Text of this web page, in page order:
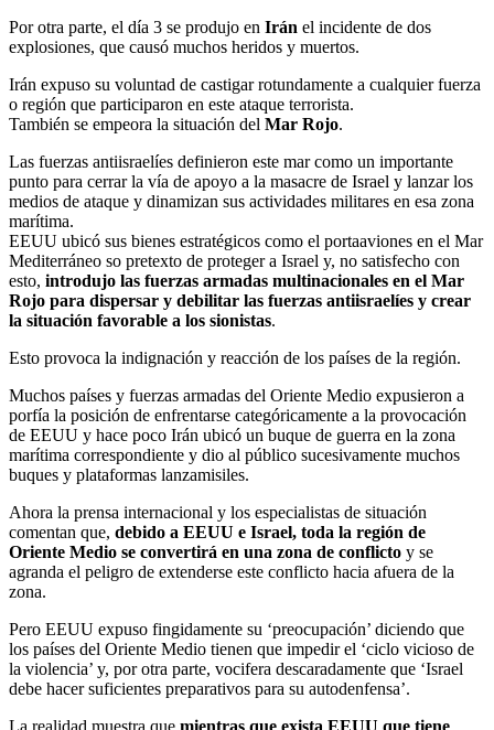
Por otra parte, el día 3 se produjo en Irán el incidente de dos
explosiones, que causó muchos heridos y muertos.
Irán expuso su voluntad de castigar rotundamente a cualquier fuerza
o región que participaron en este ataque terrorista.
También se empeora la situación del Mar Rojo.
Las fuerzas antiisraelíes definieron este mar como un importante
punto para cerrar la vía de apoyo a la masacre de Israel y lanzar los
medios de ataque y dinamizan sus actividades militares en esa zona
marítima.
EEUU ubicó sus bienes estratégicos como el portaaviones en el Mar
Mediterráneo so pretexto de proteger a Israel y, no satisfecho con
esto, introdujo las fuerzas armadas multinacionales en el Mar
Rojo para dispersar y debilitar las fuerzas antiisraelíes y crear
la situación favorable a los sionistas.
Esto provoca la indignación y reacción de los países de la región.
Muchos países y fuerzas armadas del Oriente Medio expusieron a
porfía la posición de enfrentarse categóricamente a la provocación
de EEUU y hace poco Irán ubicó un buque de guerra en la zona
marítima correspondiente y dio al público sucesivamente muchos
buques y plataformas lanzamisiles.
Ahora la prensa internacional y los especialistas de situación
comentan que, debido a EEUU e Israel, toda la región de
Oriente Medio se convertirá en una zona de conflicto y se
agranda el peligro de extenderse este conflicto hacia afuera de la
zona.
Pero EEUU expuso fingidamente su ‘preocupación’ diciendo que
los países del Oriente Medio tienen que impedir el ‘ciclo vicioso de
la violencia’ y, por otra parte, vocifera descaradamente que ‘Israel
debe hacer suficientes preparativos para su autodenfensa’.
La realidad muestra que mientras que exista EEUU que tiene